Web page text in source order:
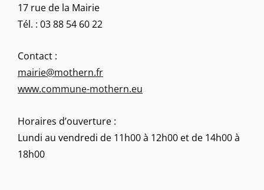
17 rue de la Mairie
Tél. : 03 88 54 60 22
Contact :
mairie@mothern.fr
www.commune-mothern.eu
Horaires d’ouverture :
Lundi au vendredi de 11h00 à 12h00 et de 14h00 à
18h00